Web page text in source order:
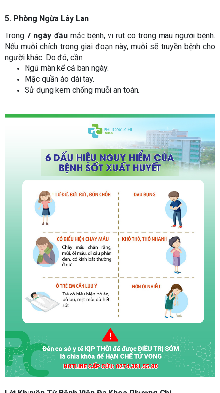
5. Phòng Ngừa Lây Lan
Trong 7 ngày đầumắc bệnh, vi rút có trong máu người bệnh.
Nếu muỗi chích trong giai đoạn này, muỗi sẽ truyền bệnh cho
người khác. Do đó, cần:
Ngủ màn kể cả ban ngày.
Mặc quần áo dài tay.
Sử dụng kem chống muỗi an toàn.